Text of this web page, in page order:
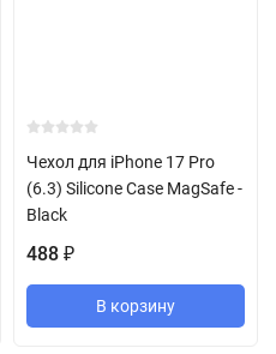
Чехол для iPhone 17 Pro
(6.3) Silicone Case MagSafe -
Black
488 ₽
В корзину